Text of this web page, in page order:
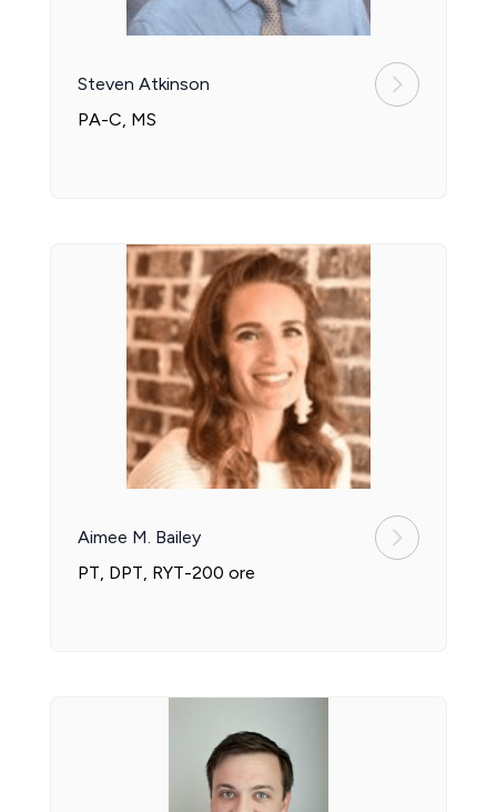
Steven Atkinson
PA-C, MS
Aimee M. Bailey
PT, DPT, RYT-200 ore